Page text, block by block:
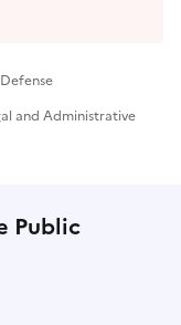
and Administrative
Public